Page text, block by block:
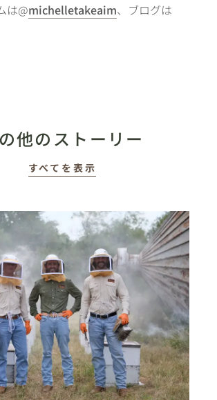
は@michelletakeaim、ブログは
他のストーリー
すべてを表示